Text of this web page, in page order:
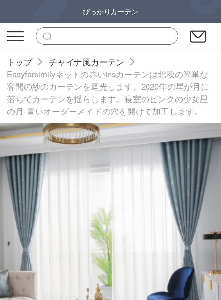
ぴっかりカーテン
トップ
チャイナ風カーテン
Easyfamimilyネットの赤いinsカーテンは北欧の簡単な
客間の紗のカーテンを遮光します。2020年の星が月に
落ちてカーテンを揺らします。寝室のピンクの少女星
の月-青いオーダーメイドの穴を開けて加工します。